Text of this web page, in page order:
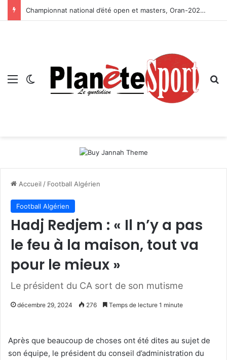
Championnat national d’été open et masters, Oran-2026 — Le CRB s’adjuge le titre
Menu Switch skin
Accueil / Football Algérien
Football Algérien
Hadj Redjem : « Il n’y a pas
le feu à la maison, tout va
pour le mieux »
Le président du CA sort de son mutisme
décembre 29, 2024 276 Temps de lecture 1 minute
Après que beaucoup de choses ont été dites au sujet de
son équipe, le président du conseil d’administration du